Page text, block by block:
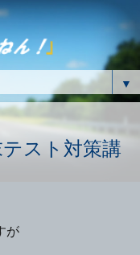
▼
スト対策講
が